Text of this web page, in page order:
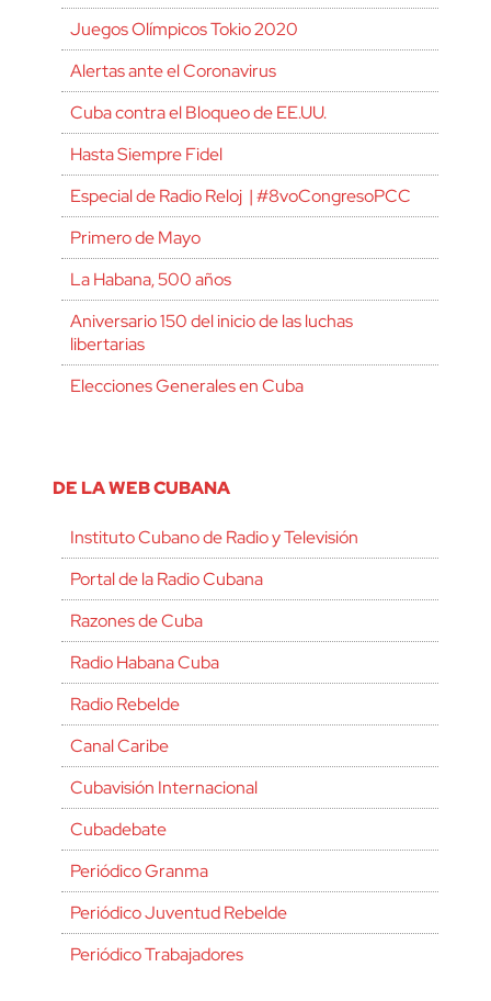
Juegos Olímpicos Tokio 2020
Alertas ante el Coronavirus
Cuba contra el Bloqueo de EE.UU.
Hasta Siempre Fidel
Especial de Radio Reloj | #8voCongresoPCC
Primero de Mayo
La Habana, 500 años
Aniversario 150 del inicio de las luchas
libertarias
Elecciones Generales en Cuba
DE LA WEB CUBANA
Instituto Cubano de Radio y Televisión
Portal de la Radio Cubana
Razones de Cuba
Radio Habana Cuba
Radio Rebelde
Canal Caribe
Cubavisión Internacional
Cubadebate
Periódico Granma
Periódico Juventud Rebelde
Periódico Trabajadores